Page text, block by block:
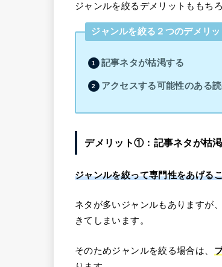
ジャンルを絞るデメリットももち
ジャンルを絞る２つのデメリッ
記事ネタが枯渇する
アクセスする可能性のある
デメリット①：記事ネタが枯
ジャンルを絞って専門性をあげる
ネタが多いジャンルもありますが
きてしまいます。
そのためジャンルを絞る場合は、